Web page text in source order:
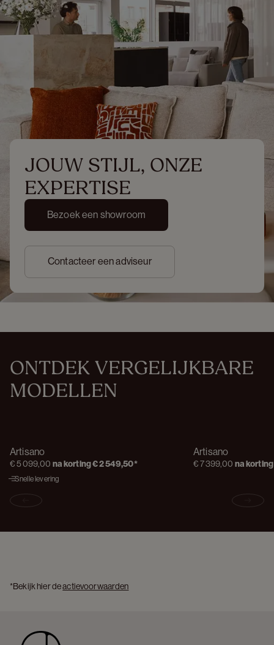
JOUW STIJL, ONZE
EXPERTISE
Bezoek een showroom
Contacteer een adviseur
ONTDEK VERGELIJKBARE
MODELLEN
Artisano
€ 5 099,00 na korting€ 2 549,50*
Snelle levering
Artisano
€ 7 399,00 na korting
Previous slide Next
*Bekijk hier de actievoorwaarden